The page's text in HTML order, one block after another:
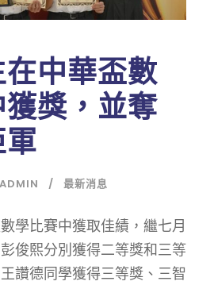
中華盃數
獎，並奪
ADMIN 最新消息
學比賽中獲取佳績，繼七月
俊熙分別獲得二等獎和三等
讚德同學獲得三等獎、三智